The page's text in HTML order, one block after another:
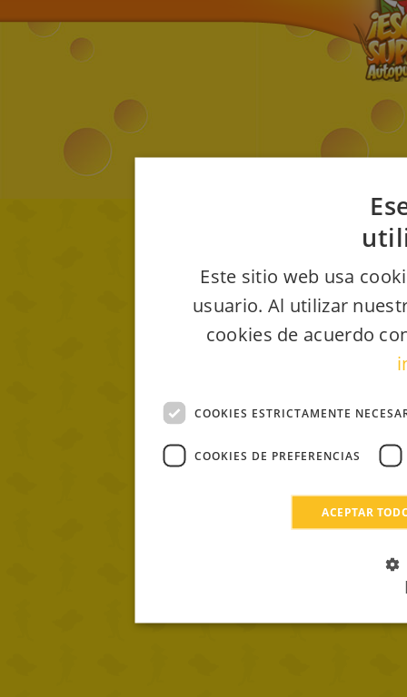
Este sitio web usa
usuario. Al utilizar
cookies de acuerdo
COOKIES ESTRICTAMENTE
COOKIES DE PREFERENCIAS
ACEPTAR